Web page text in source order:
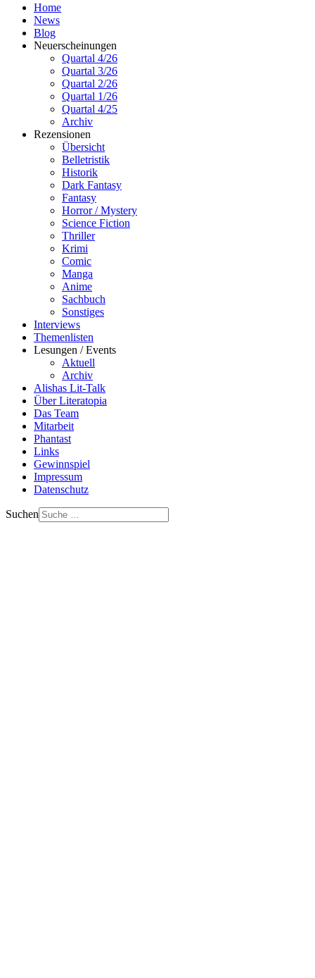
Home
News
Blog
Neuerscheinungen
Quartal 4/26
Quartal 3/26
Quartal 2/26
Quartal 1/26
Quartal 4/25
Archiv
Rezensionen
Übersicht
Belletristik
Historik
Dark Fantasy
Fantasy
Horror / Mystery
Science Fiction
Thriller
Krimi
Comic
Manga
Anime
Sachbuch
Sonstiges
Interviews
Themenlisten
Lesungen / Events
Aktuell
Archiv
Alishas Lit-Talk
Über Literatopia
Das Team
Mitarbeit
Phantast
Links
Gewinnspiel
Impressum
Datenschutz
Suchen